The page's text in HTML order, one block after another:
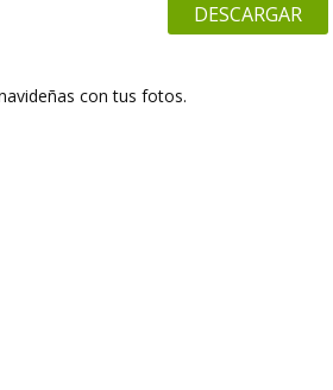
DESCARGAR
con tus fotos.